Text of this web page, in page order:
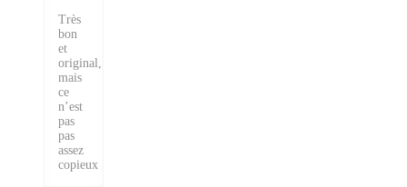
Très
bon
et
original,
mais
ce
n’est
pas
pas
assez
copieux